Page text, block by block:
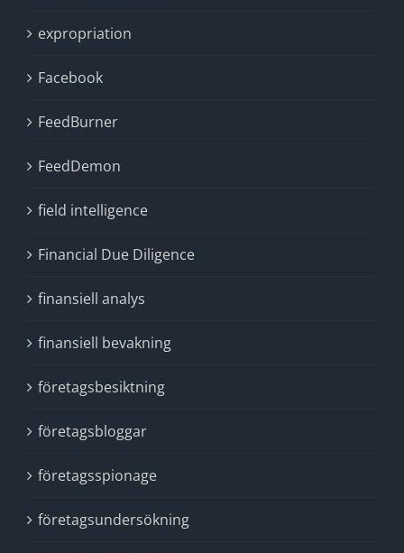
expropriation
Facebook
FeedBurner
FeedDemon
field intelligence
Financial Due Diligence
finansiell analys
finansiell bevakning
företagsbesiktning
företagsbloggar
företagsspionage
företagsundersökning